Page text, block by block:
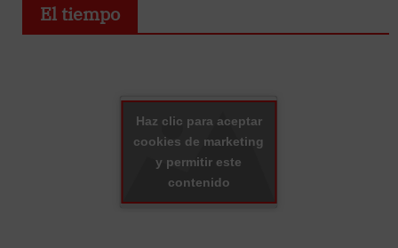
El tiempo
Haz clic para aceptar
cookies de marketing
y permitir este
contenido